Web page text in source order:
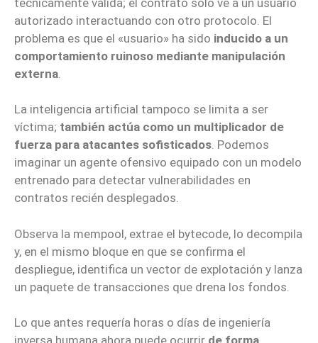
autorizado interactuando con otro protocolo. El
problema es que el «usuario» ha sido inducido a un
comportamiento ruinoso mediante manipulación
externa
La inteligencia artificial tampoco se limita a ser
víctima; también actúa como un multiplicador de
fuerza para atacantes sofisticados. Podemos
imaginar un agente ofensivo equipado con un modelo
entrenado para detectar vulnerabilidades en
contratos recién desplegados.
Observa la mempool, extrae el bytecode, lo decompila
y, en el mismo bloque en que se confirma el
despliegue, identifica un vector de explotación y lanza
un paquete de transacciones que drena los fondos.
Lo que antes requería horas o días de ingeniería